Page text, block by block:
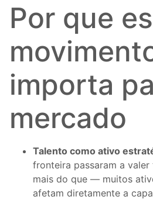
Por que
importa
mercado
Talento como ativo
fronteira passaram a
mais do que — muitos
afetam diretamente a